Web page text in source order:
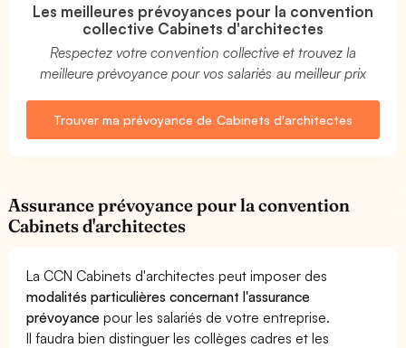
Les meilleures prévoyances pour la convention
collective Cabinets d'architectes
Respectez votre convention collective et trouvez la
meilleure prévoyance pour vos salariés au meilleur prix
Trouver ma prévoyance de Cabinets d'architectes
Assurance prévoyance pour la convention
Cabinets d'architectes
La CCN Cabinets d'architectes peut imposer des
modalités particulières concernant l'assurance
prévoyance pour les salariés de votre entreprise.
Il faudra bien distinguer les collèges cadres et les